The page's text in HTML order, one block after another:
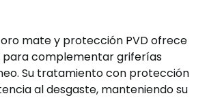
mate y protección PVD ofrece
para complementar griferías
Su tratamiento con protección
al desgaste, manteniendo su